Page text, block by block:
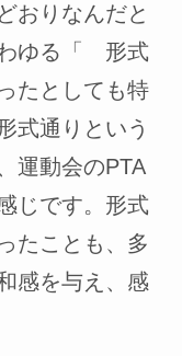
おりなんだと
ゆる「 形式
たとしても特
式通りという
運動会のPTA
じです。形式
たことも、多
感を与え、感